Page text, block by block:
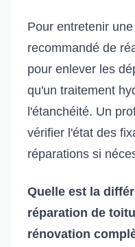
Pour entretenir
recommandé de
pour enlever les
qu'un traitement
l'étanchéité. Un
vérifier l'état des
réparations si
Quelle est la
réparation de
rénovation